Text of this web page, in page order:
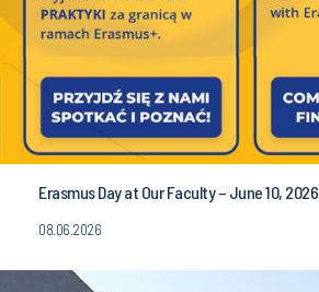
Erasmus Day at Our Faculty – June 10, 2026
08.06.2026